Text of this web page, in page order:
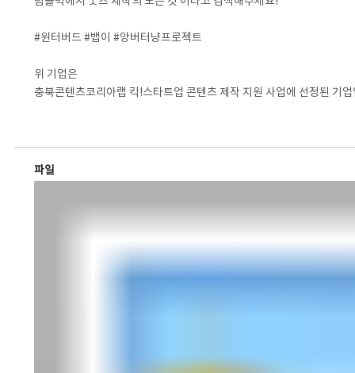
#윈터버드 #뱁이 #앙버터냥프로젝트
위 기업은
충북콘텐츠코리아랩 킥!스타트업 콘텐츠 제작 지원 사업에 선정된 기업
파일